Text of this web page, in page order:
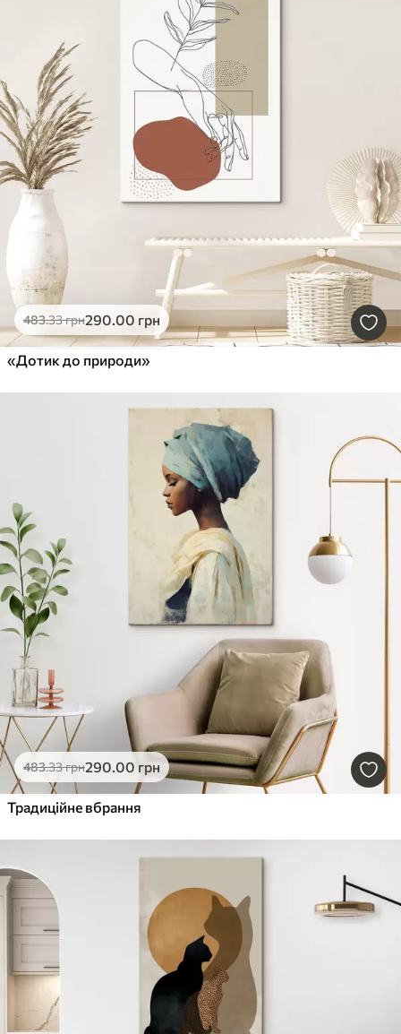
483.33грн290.00 грн
«Дотик до природи»
483.33грн290.00 грн
Традиційне вбрання